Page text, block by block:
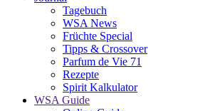
Tagebuch
WSA News
Früchte Special
Tipps & Crossover
Parfum de Vie 71
Rezepte
Spirit Kalkulator
WSA Guide